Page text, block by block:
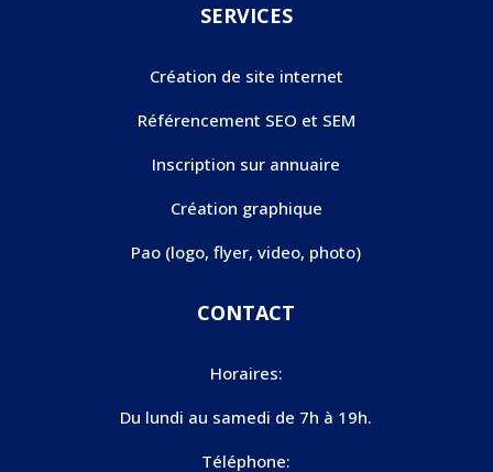
SERVICES
Création de site internet
Référencement SEO et SEM
Inscription sur annuaire
Création graphique
Pao (logo, flyer, video, photo)
CONTACT
Horaires:
Du lundi au samedi de 7h à 19h.
Téléphone: